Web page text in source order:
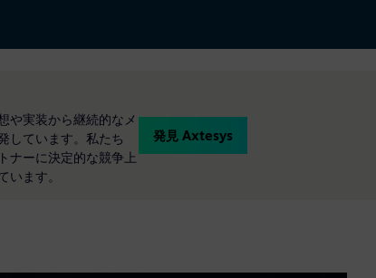
や実装から継続的なメ
しています。私たち
ナーに決定的な競争上
ます。
発見 Axtesys